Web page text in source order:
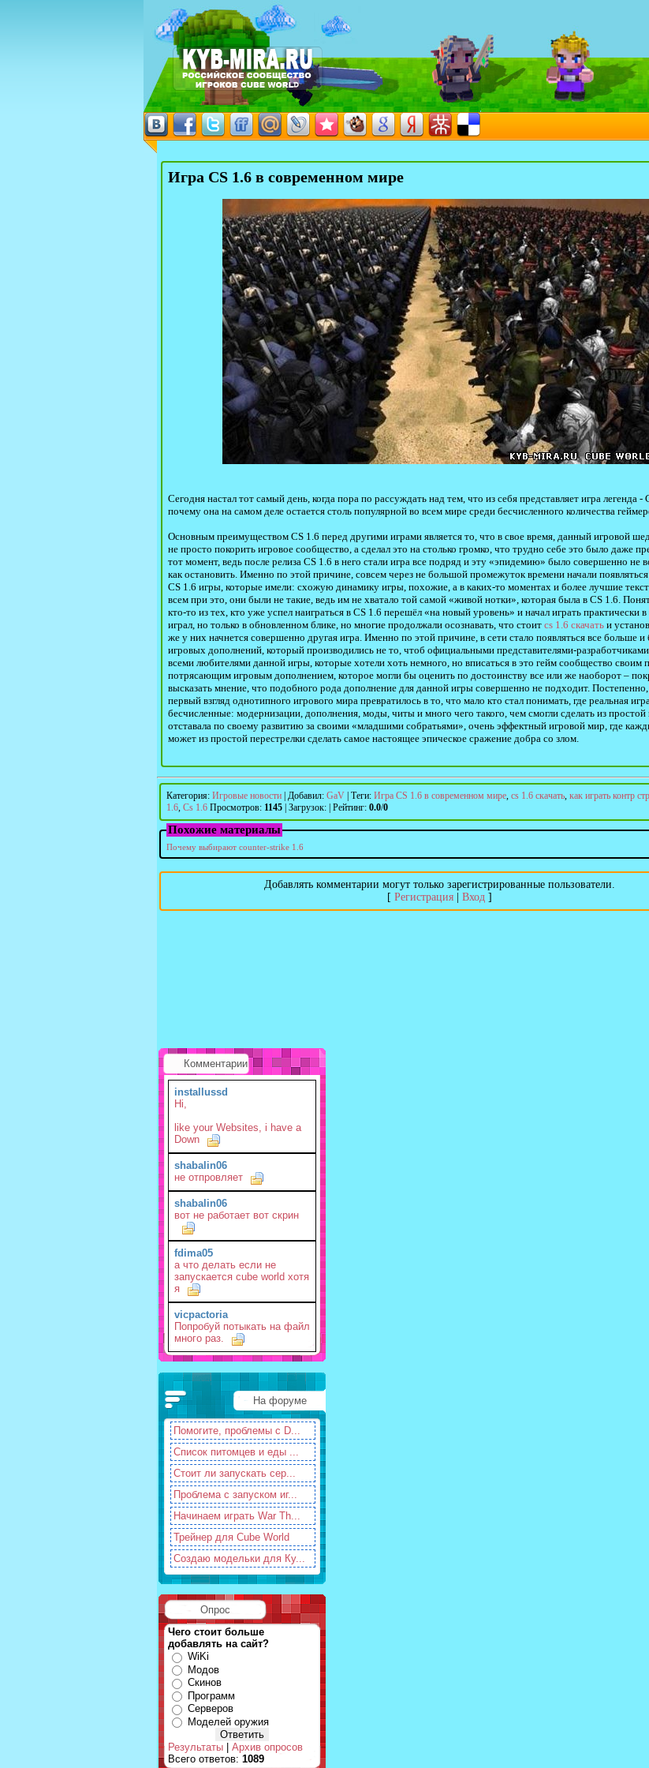
Игра CS 1.6 в современном мире
Сегодня настал тот самый день, когда пора по рассуждать над тем, что из себя представляет игра легенда -
почему она на самом деле остается столь популярной во всем мире среди бесчисленного количества
Основным преимуществом CS 1.6 перед другими играми является то, что в свое время, данный игровой
не просто покорить игровое сообщество, а сделал это на столько громко, что трудно себе это было даже
тот момент, ведь после релиза CS 1.6 в него стали игра все подряд и эту «эпидемию» было совершенно не
как остановить. Именно по этой причине, совсем через не большой промежуток времени начали
CS 1.6 игры, которые имели: схожую динамику игры, похожие, а в каких-то моментах и более лучшие
всем при это, они были не такие, ведь им не хватало той самой «живой нотки», которая была в CS 1.6.
кто-то из тех, кто уже успел наиграться в CS 1.6 перешёл «на новый уровень» и начал играть практически в
играл, но только в обновленном блике, но многие продолжали осознавать, что стоит cs 1.6 скачать и
же у них начнется совершенно другая игра. Именно по этой причине, в сети стало появляться все больше
игровых дополнений, который производились не то, чтоб официальными представителями-
всеми любителями данной игры, которые хотели хоть немного, но вписаться в это гейм сообщество своим
потрясающим игровым дополнением, которое могли бы оценить по достоинству все или же наоборот –
высказать мнение, что подобного рода дополнение для данной игры совершенно не подходит. Постепенно,
первый взгляд однотипного игрового мира превратилось в то, что мало кто стал понимать, где реальная
бесчисленные: модернизации, дополнения, моды, читы и много чего такого, чем смогли сделать из простой
отставала по своему развитию за своими «младшими собратьями», очень эффектный игровой мир, где
может из простой перестрелки сделать самое настоящее эпическое сражение добра со злом.
Категория: Игровые новости Добавил: GaV Теги: Игра CS 1.6 в современном мире, cs 1.6 скачать, как играть контр
1.6, Cs 1.6 Просмотров: 1145 Загрузок: Рейтинг: 0.0/0
Похожие материалы
Почему выбирают counter-strike 1.6
Добавлять комментарии могут только зарегистрированные пользователи.
[ Регистрация| Вход]
Комментарии
installussd
Hi,
like your Websites, i have a
Down
shabalin06
не отпровляет
shabalin06
вот не работает вот скрин
fdima05
а что делать если не
запускается cube world хотя
я
vicpactoria
Попробуй потыкать на файл
много раз.
На форуме
Помогите, проблемы с D...
Список питомцев и еды ...
Стоит ли запускать сер...
Проблема с запуском иг...
Начинаем играть War Th...
Трейнер для Cube World
Создаю модельки для Ку...
Опрос
Чего стоит больше
добавлять на сайт?
WiKi
Модов
Скинов
Программ
Серверов
Моделей оружия
Результаты
Архив опросов
Всего ответов: 1089